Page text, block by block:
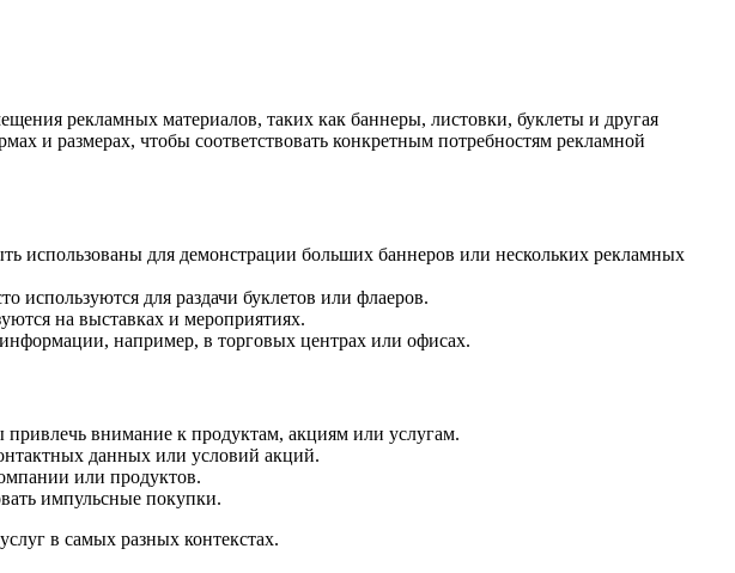
рекламных материалов, таких как баннеры, листовки, буклеты и другая
и размерах, чтобы соответствовать конкретным потребностям рекламной
использованы для демонстрации больших баннеров или нескольких рекламных
используются для раздачи буклетов или флаеров.
на выставках и мероприятиях.
например, в торговых центрах или офисах.
внимание к продуктам, акциям или услугам.
данных или условий акций.
или продуктов.
импульсные покупки.
в самых разных контекстах.